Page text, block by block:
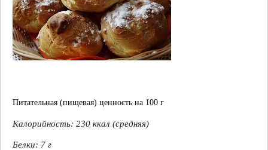
Питательная (пищевая) ценность на 100 г
Калорийность: 230 ккал (средняя)
Белки: 7 г